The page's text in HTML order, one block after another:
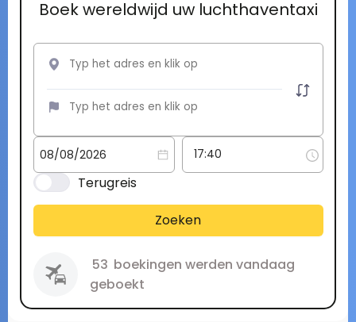
Boek wereldwijd uw luchthaventaxi
Terugreis
Zoeken
53 boekingen werden vandaag
geboekt